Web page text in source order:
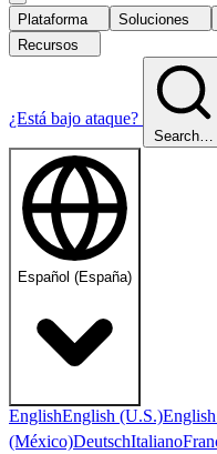
Plataforma Soluciones
Recursos
¿Está bajo ataque?
Search…
Español (España)
EnglishEnglish (U.S.)
(México)DeutschItaliano